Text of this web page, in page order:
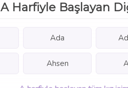
A Harfiyle Başlayan
Ada
Ahsen